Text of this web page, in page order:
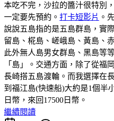
本吃不完，沙拉的醬汁很特別
一定要先預約。 打卡短影片 。
說說五島指的是五島群島，實
留島、椛島、嵯峨島、黃島、
此外無人島男女群島、黑島等
「島」。交通方面，除了從福
長崎搭五島渡輪。而我選擇在
到福江島(快速船)大約是1個半
日幣，來回17500日幣。
繼續閱讀